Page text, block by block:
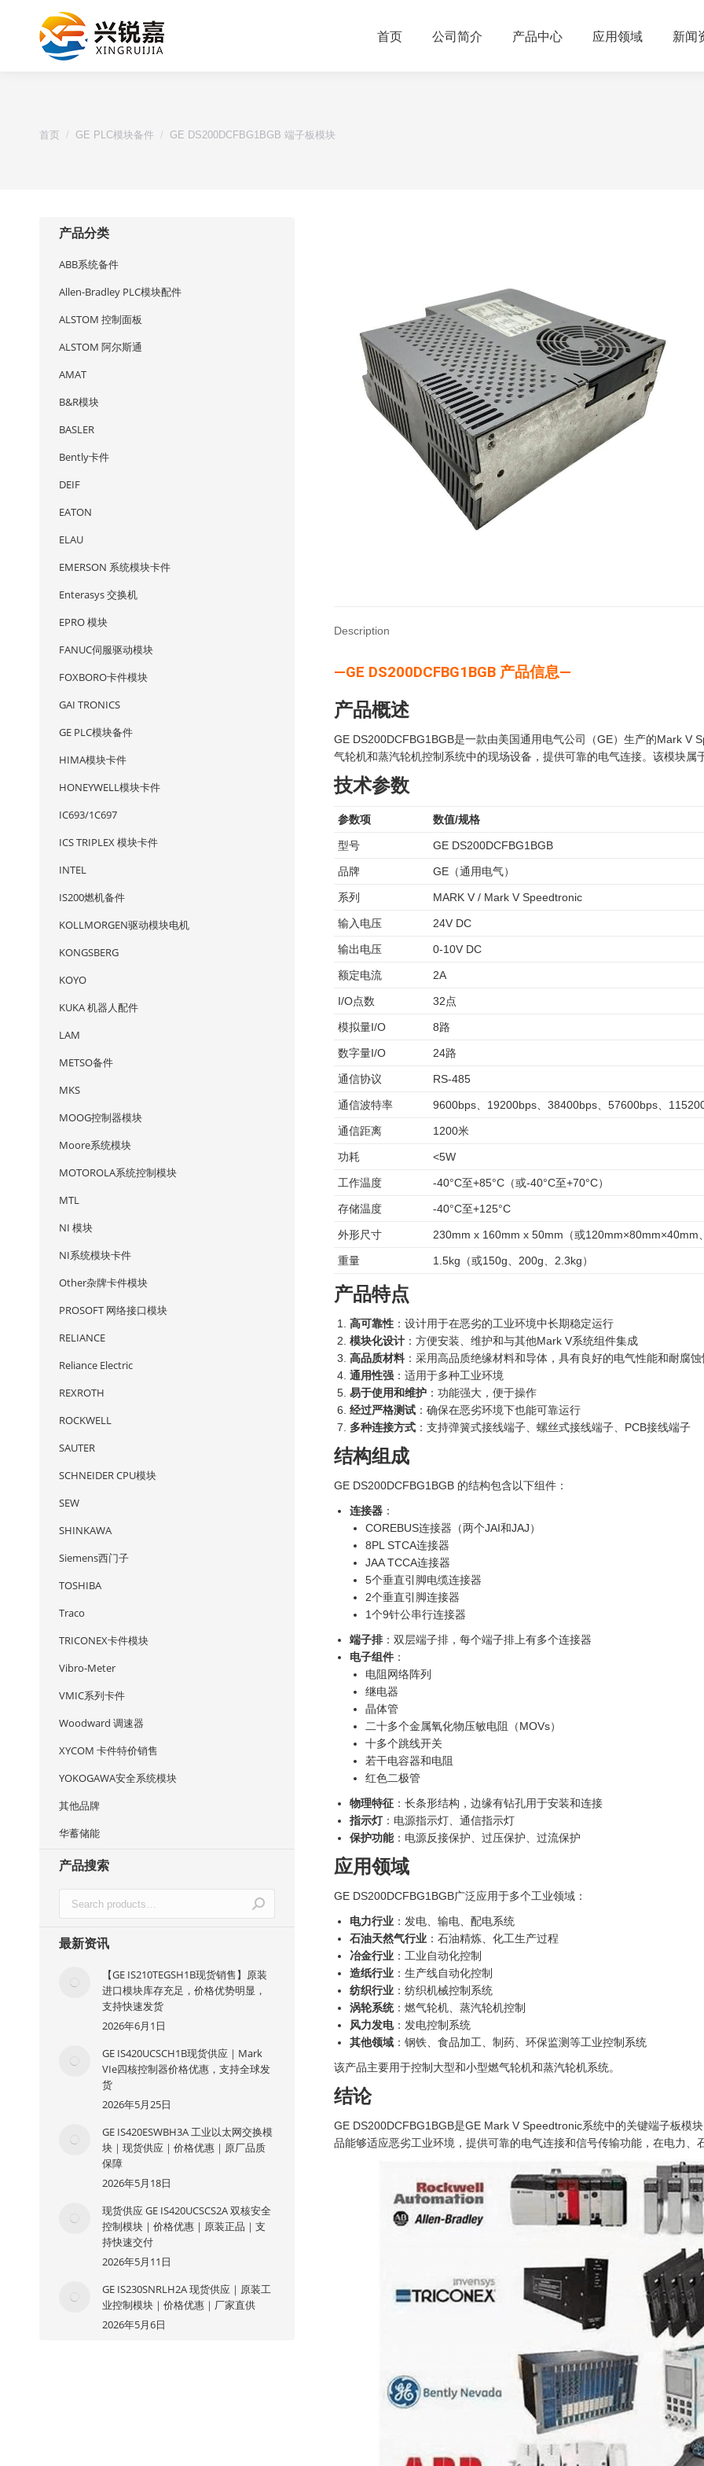
首页 公司简介 产品中心 应用领域 新闻
首页 GE PLC模块备件 GE DS200DCFBG1BGB 端子板模块
Description
—GE DS200DCFBG1BGB 产品信息—
产品概述
GE DS200DCFBG1BGB是一款由美国通用电气公司（GE）生产的Mark V
气轮机和蒸汽轮机控制系统中的现场设备，提供可靠的电气连接。该模块属
技术参数
参数项 数值/规格
型号 GE DS200DCFBG1BGB
品牌 GE（通用电气）
系列 MARK V / Mark V Speedtronic
输入电压 24V DC
输出电压 0-10V DC
额定电流 2A
I/O点数 32点
模拟量I/O 8路
数字量I/O 24路
通信协议 RS-485
通信波特率 9600bps、19200bps、38400bps、57600bps、
通信距离 1200米
功耗 <5W
工作温度 -40°C至+85°C（或-40°C至+70°C）
存储温度 -40°C至+125°C
外形尺寸 230mm x 160mm x 50mm（或120mm×80mm×40mm
重量 1.5kg（或150g、200g、2.3kg）
产品特点
高可靠性 ：设计用于在恶劣的工业环境中长期稳定运行
模块化设计 ：方便安装、维护和与其他Mark V系统组件集成
高品质材料 ：采用高品质绝缘材料和导体，具有良好的电气性能和耐腐蚀
通用性强 ：适用于多种工业环境
易于使用和维护 ：功能强大，便于操作
经过严格测试 ：确保在恶劣环境下也能可靠运行
多种连接方式 ：支持弹簧式接线端子、螺丝式接线端子、PCB接线端子
结构组成
GE DS200DCFBG1BGB 的结构包含以下组件：
连接器 ：
COREBUS连接器（两个JAI和JAJ）
8PL STCA连接器
JAA TCCA连接器
5个垂直引脚电缆连接器
2个垂直引脚连接器
1个9针公串行连接器
端子排：双层端子排，每个端子排上有多个连接器
电子组件 ：
电阻网络阵列
继电器
晶体管
二十多个金属氧化物压敏电阻（MOVs）
十多个跳线开关
若干电容器和电阻
红色二极管
物理特征 ：长条形结构，边缘有钻孔用于安装和连接
指示灯：电源指示灯、通信指示灯
保护功能：电源反接保护、过压保护、过流保护
应用领域
GE DS200DCFBG1BGB广泛应用于多个工业领域：
电力行业 ：发电、输电、配电系统
石油天然气行业 ：石油精炼、化工生产过程
冶金行业 ：工业自动化控制
造纸行业 ：生产线自动化控制
纺织行业 ：纺织机械控制系统
涡轮系统：燃气轮机、蒸汽轮机控制
风力发电：发电控制系统
其他领域 ：钢铁、食品加工、制药、环保监测等工业控制系统
该产品主要用于控制大型和小型燃气轮机和蒸汽轮机系统。
结论
GE DS200DCFBG1BGB是GE Mark V Speedtronic系统中的关键端子板模
品能够适应恶劣工业环境，提供可靠的电气连接和信号传输功能，在电力、
产品分类
ABB系统备件
Allen-Bradley PLC模块配件
ALSTOM 控制面板
ALSTOM 阿尔斯通
AMAT
B&R模块
BASLER
Bently卡件
DEIF
EATON
ELAU
EMERSON 系统模块卡件
Enterasys 交换机
EPRO 模块
FANUC伺服驱动模块
FOXBORO卡件模块
GAI TRONICS
GE PLC模块备件
HIMA模块卡件
HONEYWELL模块卡件
IC693/1C697
ICS TRIPLEX 模块卡件
INTEL
IS200燃机备件
KOLLMORGEN驱动模块电机
KONGSBERG
KOYO
KUKA 机器人配件
LAM
METSO备件
MKS
MOOG控制器模块
Moore系统模块
MOTOROLA系统控制模块
MTL
NI 模块
NI系统模块卡件
Other杂牌卡件模块
PROSOFT 网络接口模块
RELIANCE
Reliance Electric
REXROTH
ROCKWELL
SAUTER
SCHNEIDER CPU模块
SEW
SHINKAWA
Siemens西门子
TOSHIBA
Traco
TRICONEX卡件模块
Vibro-Meter
VMIC系列卡件
Woodward 调速器
XYCOM 卡件特价销售
YOKOGAWA安全系统模块
其他品牌
华蓄储能
产品搜索
最新资讯
【GE IS210TEGSH1B现货销售】原装
进口模块库存充足，价格优势明显，
支持快速发货
2026年6月1日
GE IS420UCSCH1B现货供应｜Mark
VIe四核控制器价格优惠，支持全球发
货
2026年5月25日
GE IS420ESWBH3A 工业以太网交换模
块｜现货供应｜价格优惠｜原厂品质
保障
2026年5月18日
现货供应 GE IS420UCSCS2A 双核安全
控制模块｜价格优惠｜原装正品｜支
持快速交付
2026年5月11日
GE IS230SNRLH2A 现货供应｜原装工
业控制模块｜价格优惠｜厂家直供
2026年5月6日